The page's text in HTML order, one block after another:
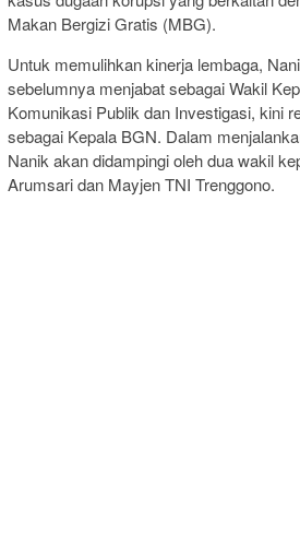
Makan Bergizi Gratis (MBG).
Untuk memulihkan kinerja lembaga,
sebelumnya menjabat sebagai Wakil
Komunikasi Publik dan Investigasi, kini
sebagai Kepala BGN. Dalam
Nanik akan didampingi oleh dua wakil
Arumsari dan Mayjen TNI Trenggono.